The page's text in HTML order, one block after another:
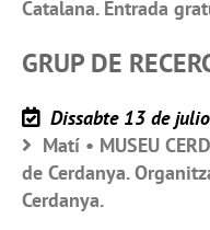
Catalana. Entrada
GRUP DE
Dissabte 13 de
Matí • MUSEU
de Cerdanya.
Cerdanya.